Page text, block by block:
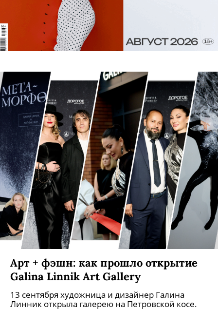
Арт + фэшн: как прошло открытие
Galina Linnik Art Gallery
13 сентября художница и дизайнер Галина
Линник открыла галерею на Петровской косе.